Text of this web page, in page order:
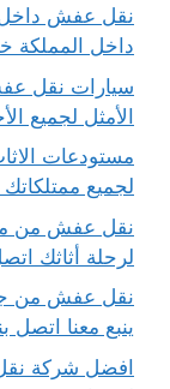
نقل عفش
داخل المملكة خلال 24 ساعة – أين ما
الأمثل لجميع
لجميع ممتلكاتك
لرحلة أثاثك
ينبع معنا اتصل